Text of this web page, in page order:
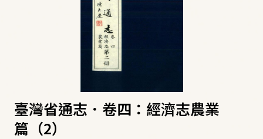
臺灣省通志．卷四：經濟志農業
篇（2）